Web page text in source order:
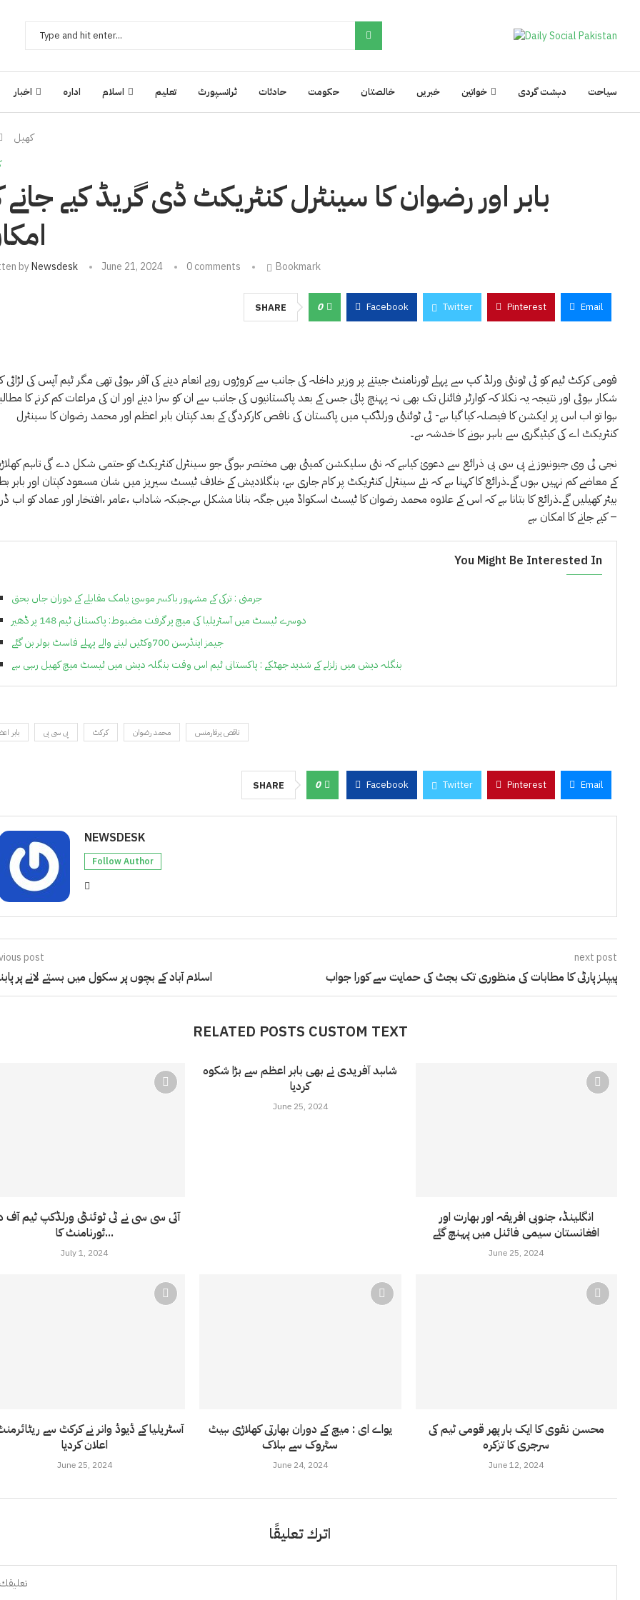
اخبار ادارہ اسلام تعلیم ٹرانسپورٹ حادثات حکومت خالصتان خبریں خواتین دہشت گردی سیاحت
کھیل
بابر اور رضوان کا سینٹرل کنٹریکٹ ڈی گریڈ کیے جانے
byNewsdesk June 21, 2024 0 comments Bookmark
SHARE 0 Facebook Twitter Pinterest Email
قومی کرکٹ ٹیم کو ٹی ٹونٹی ورلڈ کپ سے پہلے ٹورنامنٹ جیتنے پر وزیر داخلہ کی جانب سے کروڑوں روپے انعام دینے کی آفر ہوئی تھی مگر ٹیم آپس کی لڑائی
شکار ہوئی اور نتیجہ یہ نکلا کہ کوارٹر فائنل تک بھی نہ پہنچ پائی جس کے بعد پاکستانیوں کی جانب سے ان کو سزا دینے اور ان کی مراعات کم کرنے کا
ہوا تو اب اس پر ایکشن کا فیصلہ کیا گیا ہے- ٹی ٹوئنٹی ورلڈکپ میں پاکستان کی ناقص کارکردگی کے بعد کپتان بابر اعظم اور محمد رضوان کا سینٹرل
کنٹریکٹ اے کی کیٹیگری سے باہر ہونے کا خدشہ ہے۔
نجی ٹی وی جیونیوز نے پی سی بی ذرائع سے دعویٰ کیاہے کہ نئی سلیکشن کمیٹی بھی مختصر ہوگی جو سینٹرل کنٹریکٹ کو حتمی شکل دے گی تاہم
کے معاضے کم نہیں ہوں گے۔ذرائع کا کہنا ہے کہ نئے سینٹرل کنٹریکٹ پر کام جاری ہے، بنگلادیش کے خلاف ٹیسٹ سیریز میں شان مسعود کپتان اور بابر
بیٹر کھیلیں گے۔ذرائع کا بتانا ہے کہ اس کے علاوہ محمد رضوان کا ٹیسٹ اسکواڈ میں جگہ بنانا مشکل ہے۔جبکہ شاداب ،عامر ،افتخار اور عماد کو اب
کیے جانے کا امکان ہے –
You Might Be Interested In
جرمنی : ترکی کے مشہور باکسر موسیٰ یامک مقابلے کے دوران جاں بحق
دوسرے ٹیسٹ میں آسٹریلیا کی میچ پر گرفت مضبوط: پاکستانی ٹیم 148 پر ڈھیر
جیمز اینڈرسن 700وکٹیں لینے والے پہلے فاسٹ بولر بن گئے
بنگلہ دیش میں زلزلے کے شدید جھٹکے : پاکستانی ٹیم اس وقت بنگلہ دیش میں ٹیسٹ میچ کھیل رہی ہے
بابر پی سی بی کرکٹ محمد رضوان ناقص پرفارمنس
SHARE 0 Facebook Twitter Pinterest Email
NEWSDESK
Follow Author
post
اسلام آباد کے بچوں پر سکول میں بستے لانے پر
next post
پیپلز پارٹی کا مطابات کی منظوری تک بجٹ کی حمایت سے کورا جواب
RELATED POSTS CUSTOM TEXT
آئی سی سی نے ٹی ٹوئنٹی ورلڈکپ ٹیم
ٹورنامنٹ کا...
July 1, 2024
شاہد آفریدی نے بھی بابر اعظم سے بڑا شکوہ
کردیا
June 25, 2024
انگلینڈ، جنوبی افریقہ اور بھارت اور
افغانستان سیمی فائنل میں پہنچ گئے
June 25, 2024
آسٹریلیا کے ڈیوڈ وانر نے کرکٹ سے
اعلان کردیا
June 25, 2024
یواے ای : میچ کے دوران بھارتی کھلاڑی ہیٹ
سٹروک سے ہلاک
June 24, 2024
محسن نقوی کا ایک بار پھر قومی ٹیم کی
سرجری کا تزکرہ
June 12, 2024
اترك تعليقًا